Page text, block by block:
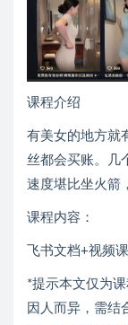
课程介绍
有美女的地方就
丝都会买账。几
速度堪比坐火箭
课程内容：
飞书文档+视频
*提示本文仅为
因人而异，需结